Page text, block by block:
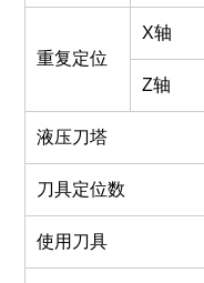
重复定位
X轴
Z轴
液压刀塔
刀具定位数
使用刀具